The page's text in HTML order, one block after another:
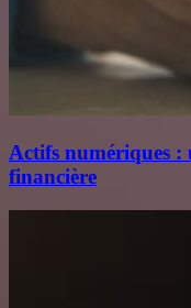
Actifs numériques :
financière